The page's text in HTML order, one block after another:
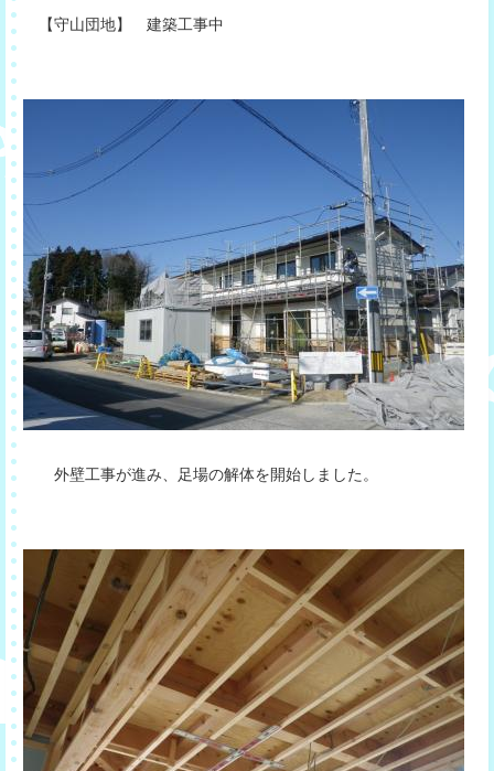
【守山団地】 建築工事中
外壁工事が進み、足場の解体を開始しました。